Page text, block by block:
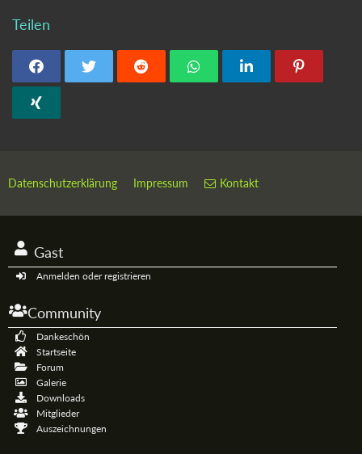
Teilen
Datenschutzerklärung Impressum Kontakt
Gast
Anmelden oder registrieren
Community
Dankeschön
Startseite
Forum
Galerie
Downloads
Mitglieder
Auszeichnungen